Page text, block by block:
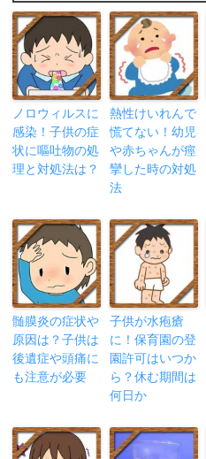
ノロウィルスに
感染！子供の症
状に嘔吐物の処
理と対処法は？
熱性けいれんで
慌てない！幼児
や赤ちゃんが痙
攣した時の対処
法
髄膜炎の症状や
原因は？子供は
後遺症や頭痛に
も注意が必要
子供が水疱瘡
に！保育園の登
園許可はいつか
ら？休む期間は
何日か